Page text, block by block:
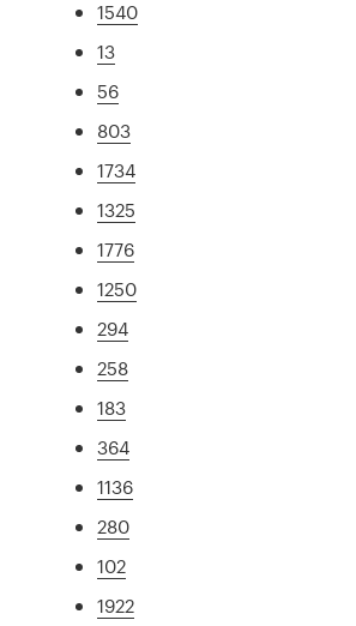
1540
13
56
803
1734
1325
1776
1250
294
258
183
364
1136
280
102
1922